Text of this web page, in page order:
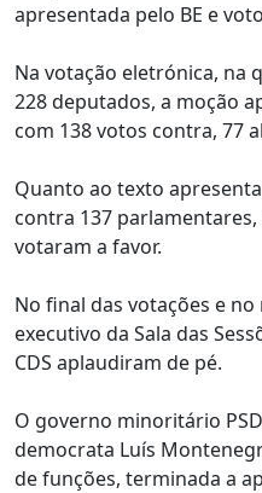
apresentada pelo BE e
Na votação eletrónica, na
228 deputados, a moção
com 138 votos contra, 77
Quanto ao texto
contra 137
votaram a favor.
No final das votações e
executivo da Sala das
CDS aplaudiram de pé.
O governo minoritário
democrata Luís
de funções, terminada a